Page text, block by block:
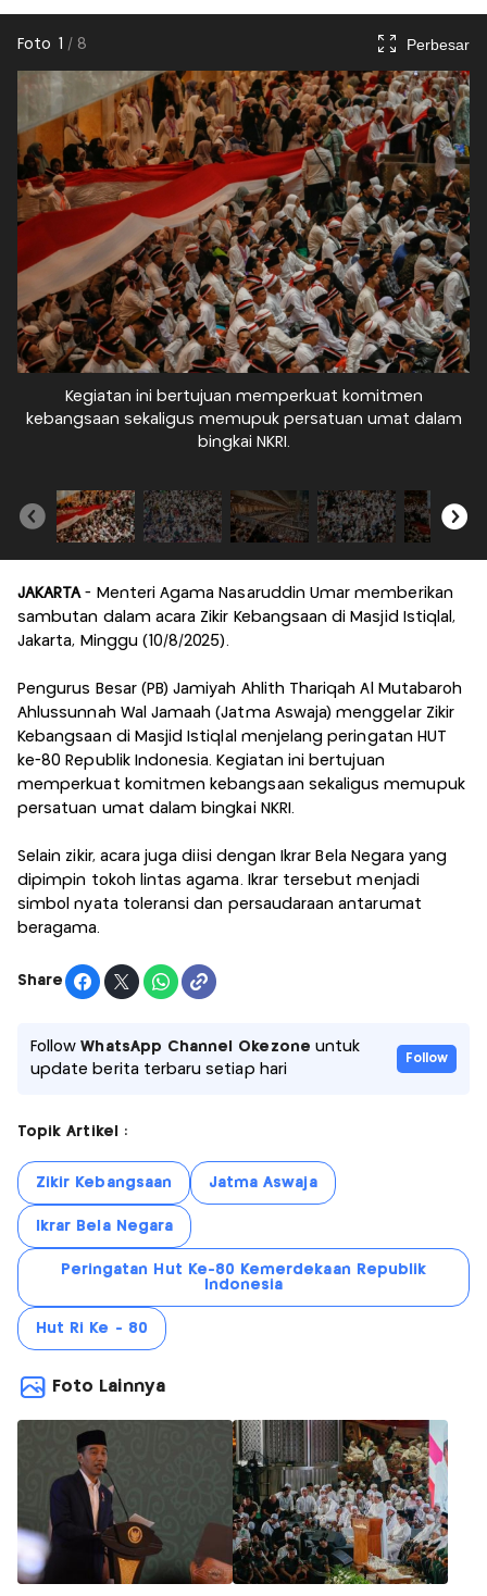
Foto 1 / 8 Perbesar
Kegiatan ini bertujuan memperkuat komitmen
kebangsaan sekaligus memupuk persatuan umat dalam
bingkai NKRI.
JAKARTA - Menteri Agama Nasaruddin Umar memberikan
sambutan dalam acara Zikir Kebangsaan di Masjid Istiqlal,
Jakarta, Minggu (10/8/2025).
Pengurus Besar (PB) Jamiyah Ahlith Thariqah Al Mutabaroh
Ahlussunnah Wal Jamaah (Jatma Aswaja) menggelar Zikir
Kebangsaan di Masjid Istiqlal menjelang peringatan HUT
ke-80 Republik Indonesia. Kegiatan ini bertujuan
memperkuat komitmen kebangsaan sekaligus memupuk
persatuan umat dalam bingkai NKRI.
Selain zikir, acara juga diisi dengan Ikrar Bela Negara yang
dipimpin tokoh lintas agama. Ikrar tersebut menjadi
simbol nyata toleransi dan persaudaraan antarumat
beragama.
Share
FollowWhatsApp Channel Okezone untuk
update berita terbaru setiap hari
Follow
Topik Artikel :
Zikir Kebangsaan Jatma Aswaja
Ikrar Bela Negara
Peringatan Hut Ke-80 Kemerdekaan Republik
Indonesia
Hut Ri Ke - 80
Foto Lainnya